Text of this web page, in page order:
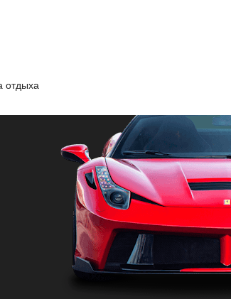
отдыха